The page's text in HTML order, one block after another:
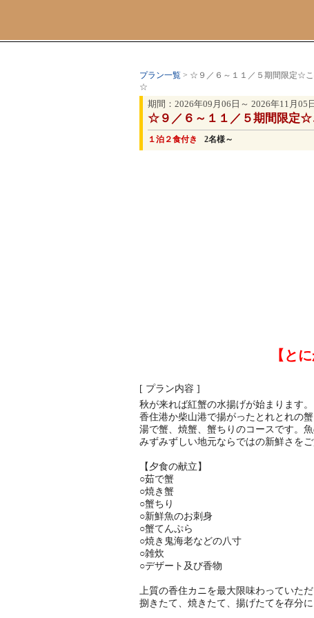
プラン一覧 > ☆９／６～１１／５期間限定☆
☆
期間：2026年09月06日～ 2026年11月05日
☆９／６～１１／５期間限定
１泊２食付き 2名様～
【と
[ プラン内容 ]
秋が来れば紅蟹の水揚げが始まります。
香住港か柴山港で揚がったとれとれの蟹
湯で蟹、焼蟹、蟹ちりのコースです。
みずみずしい地元ならではの新鮮さをご
【夕食の献立】
○茹で蟹
○焼き蟹
○蟹ちり
○新鮮魚のお刺身
○蟹てんぷら
○焼き鬼海老などの八寸
○雑炊
○デザート及び香物
上質の香住カニを最大限味わっていた
捌きたて、焼きたて、揚げたてを存分に